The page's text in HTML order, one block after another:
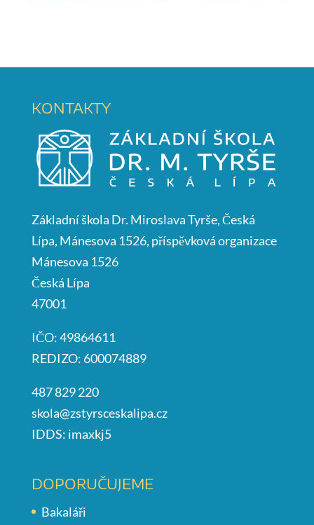
KONTAKTY
Základní škola Dr. Miroslava Tyrše, Česká
Lípa, Mánesova 1526, příspěvková organizace
Mánesova 1526
Česká Lípa
47001
IČO: 49864611
REDIZO: 600074889
487 829 220
skola@zstyrsceskalipa.cz
IDDS: imaxkj5
DOPORUČUJEME
Bakaláři